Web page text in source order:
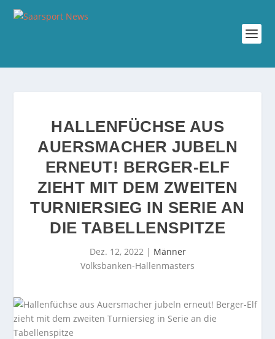
HALLENFÜCHSE AUS
AUERSMACHER JUBELN
ERNEUT! BERGER-ELF
ZIEHT MIT DEM ZWEITEN
TURNIERSIEG IN SERIE AN
DIE TABELLENSPITZE
Dez. 12, 2022| Männer
Volksbanken-Hallenmasters